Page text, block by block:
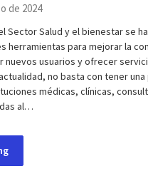
de 2024
Sector Salud y el bienestar se
herramientas para mejorar la
nuevos usuarios y ofrecer
no basta con tener una
médicas, clínicas,
al…